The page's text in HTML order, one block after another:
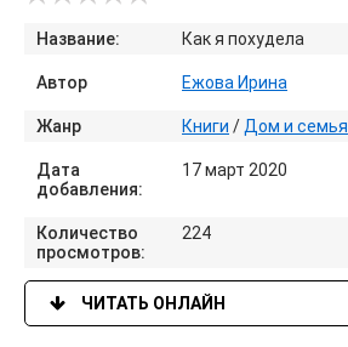
Название: Как я похудела
Автор Ежова Ирина
Жанр Книги / Дом и семья
Дата
добавления:
17 март 2020
Количество
просмотров:
224
ЧИТАТЬ ОНЛАЙН